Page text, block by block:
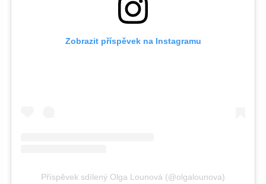
Zobrazit příspěvek na Instagramu
Příspěvek sdílený Olga Lounová (@olgalounova)